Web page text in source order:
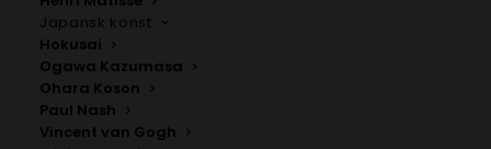
Japansk konst
Hokusai
Ogawa Kazumasa
Ohara Koson
Paul Nash
Vincent van Gogh